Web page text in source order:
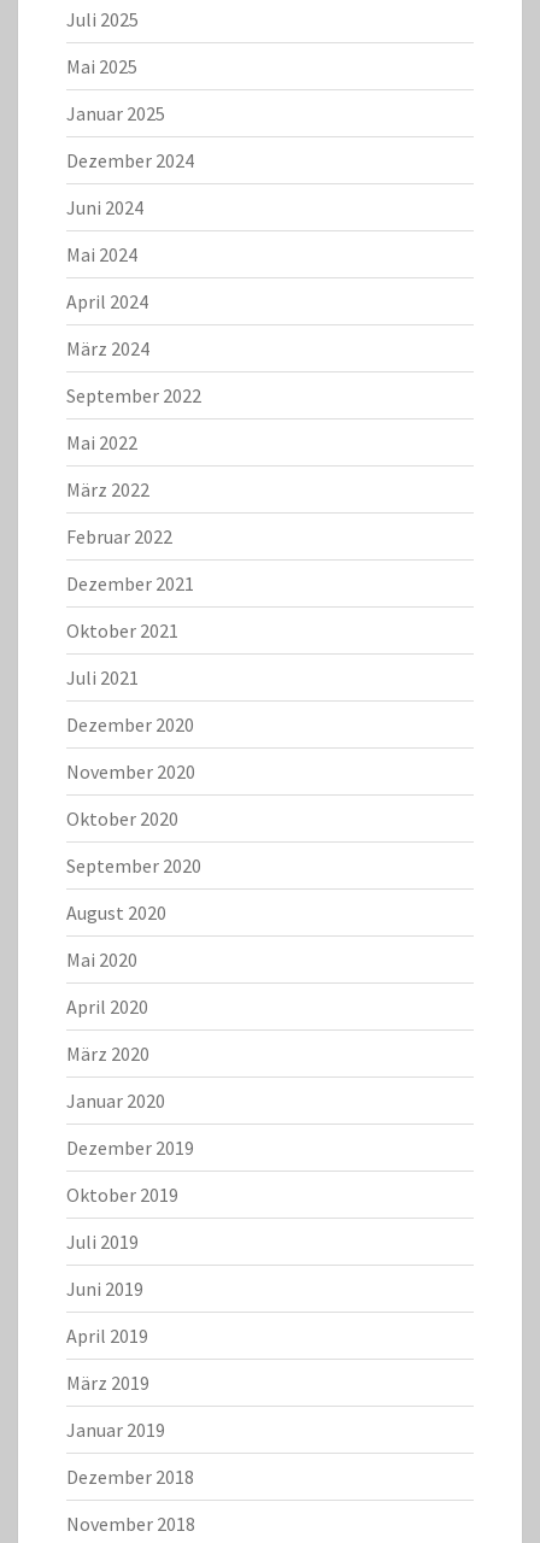
Juli 2025
Mai 2025
Januar 2025
Dezember 2024
Juni 2024
Mai 2024
April 2024
März 2024
September 2022
Mai 2022
März 2022
Februar 2022
Dezember 2021
Oktober 2021
Juli 2021
Dezember 2020
November 2020
Oktober 2020
September 2020
August 2020
Mai 2020
April 2020
März 2020
Januar 2020
Dezember 2019
Oktober 2019
Juli 2019
Juni 2019
April 2019
März 2019
Januar 2019
Dezember 2018
November 2018